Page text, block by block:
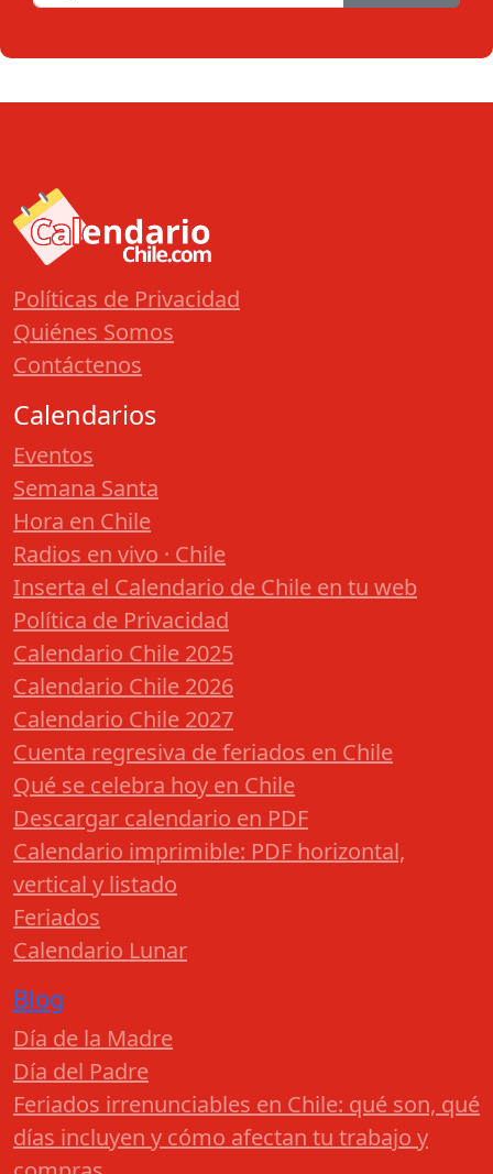
Políticas de Privacidad
Quiénes Somos
Contáctenos
Calendarios
Eventos
Semana Santa
Hora en Chile
Radios en vivo · Chile
Inserta el Calendario de Chile en tu web
Política de Privacidad
Calendario Chile 2025
Calendario Chile 2026
Calendario Chile 2027
Cuenta regresiva de feriados en Chile
Qué se celebra hoy en Chile
Descargar calendario en PDF
Calendario imprimible: PDF horizontal,
vertical y listado
Feriados
Calendario Lunar
Blog
Día de la Madre
Día del Padre
Feriados irrenunciables en Chile: qué son, qué
días incluyen y cómo afectan tu trabajo y